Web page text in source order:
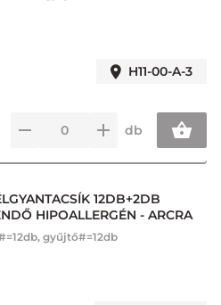
H11-00-A-3
db
12DB+2DB
HIPOALLERGÉN - ARCRA
gyűjtő#=12db